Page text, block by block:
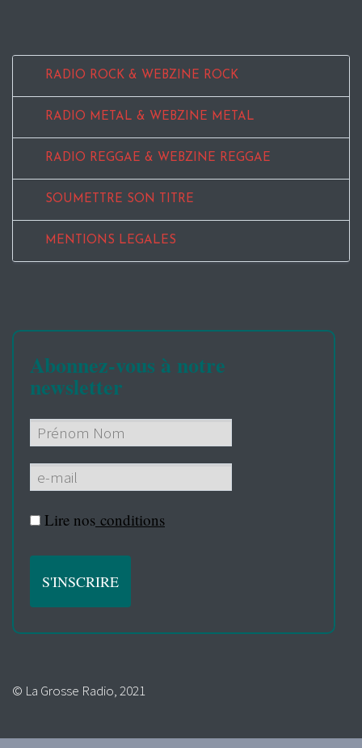
RADIO ROCK & WEBZINE ROCK
RADIO METAL & WEBZINE METAL
RADIO REGGAE & WEBZINE REGGAE
SOUMETTRE SON TITRE
MENTIONS LEGALES
Abonnez-vous à notre
newsletter
Lire nos conditions
© La Grosse Radio, 2021